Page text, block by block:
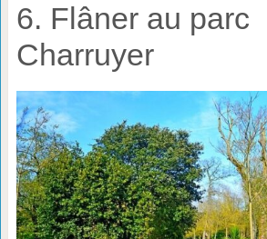
6. Flâner au parc
Charruyer